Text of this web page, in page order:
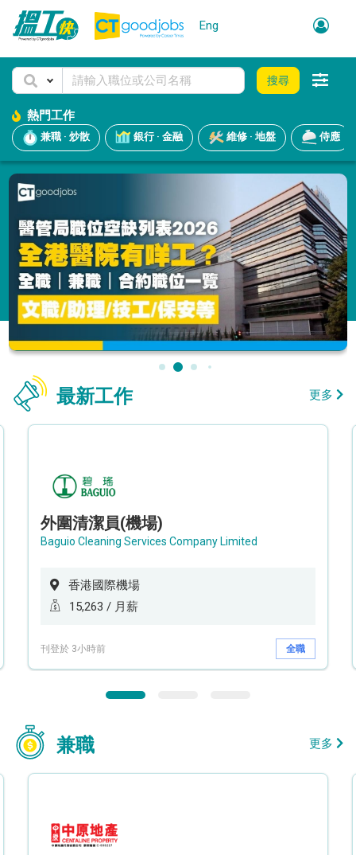
Eng
搜尋
熱門工作
兼職 · 炒散 銀行 · 金融 維修 · 地盤 侍應
最新工作 更多
外圍清潔員(機場)
Baguio Cleaning Services Company Limited
香港國際機場
15,263 / 月薪
刊登於 3小時前 全職
兼職 更多